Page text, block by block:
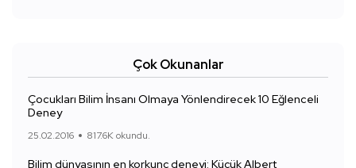
Çok Okunanlar
Çocukları Bilim İnsanı Olmaya Yönlendirecek 10 Eğlenceli
Deney
25.02.2016 817.6K okundu.
Bilim dünyasının en korkunç deneyi: Küçük Albert